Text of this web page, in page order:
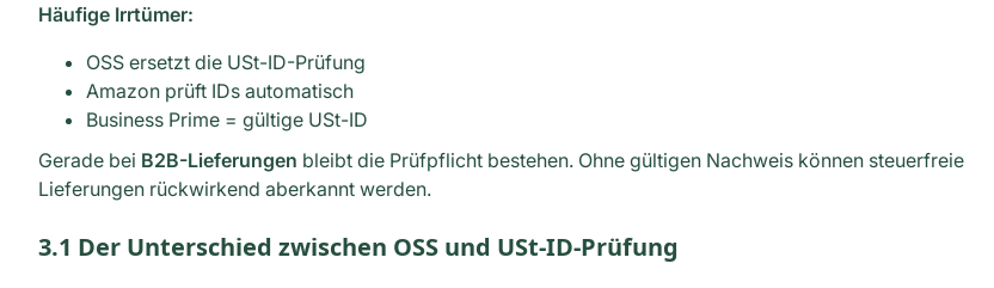
Häufige Irrtümer:
OSS ersetzt die USt-ID-Prüfung
Amazon prüft IDs automatisch
Business Prime = gültige USt-ID
Gerade bei B2B-Lieferungen bleibt die Prüfpflicht bestehen. Ohne gültigen Nachweis können steuerfreie
Lieferungen rückwirkend aberkannt werden.
3.1 Der Unterschied zwischen OSS und USt-ID-Prüfung